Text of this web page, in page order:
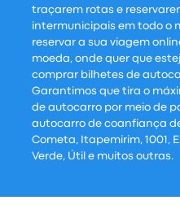
traçarem rotas e
intermunicipais em todo o
reservar a sua viagem
moeda, onde quer que
comprar bilhetes de
Garantimos que tira o
de autocarro por meio de
autocarro de coanfiança
Cometa, Itapemirim, 1001,
Verde, Útil e muitos outras.